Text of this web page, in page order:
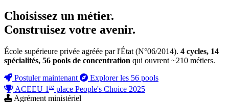
Choisissez un métier.
Construisez votre avenir.
École supérieure privée agréée par l'État (N°06/2014). 4 cycles, 14
spécialités, 56 pools de concentration qui ouvrent ~210 métiers.
Postuler maintenant
Explorer les 56 pools
ACEEU 1 re place People's Choice 2025
Agrément ministériel